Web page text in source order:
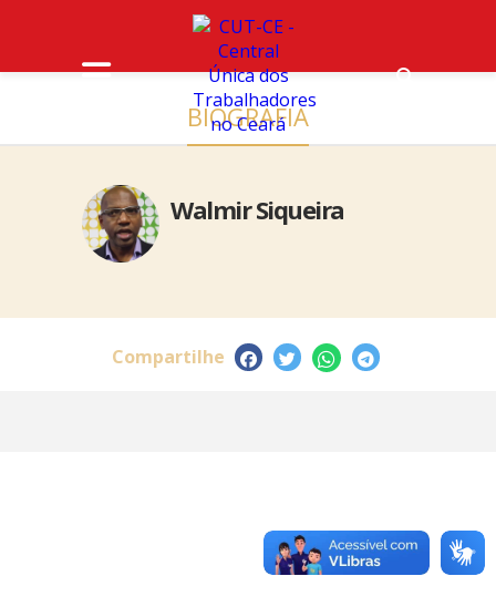
BIOGRAFIA
Walmir Siqueira
Compartilhe